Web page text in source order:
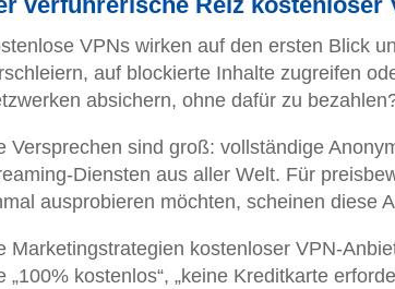
VPNs wirken auf den ersten Blick
auf blockierte Inhalte zugreifen
absichern, ohne dafür zu
Versprechen sind groß: vollständige
Diensten aus aller Welt. Für
ausprobieren möchten, scheinen diese
Marketingstrategien kostenloser VPN-
„100% kostenlos“, „keine Kreditkarte